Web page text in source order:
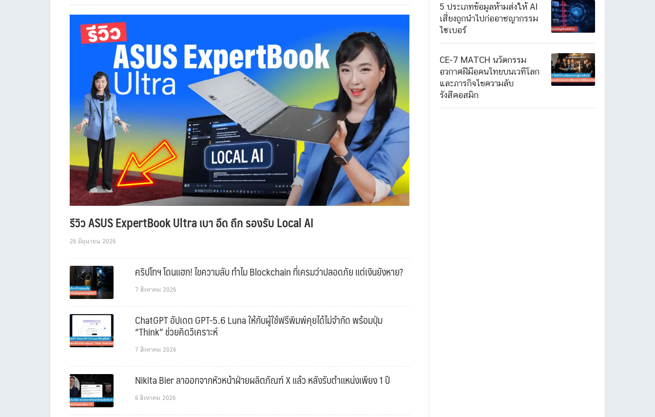
รีวิว ASUS ExpertBook Ultra เบา อึด ถึก รองรับ Local AI
26 มิถุนายน 2026
คริปโทฯ โดนแฮก! ไขความลับ ทำไม Blockchain ที่เครมว่าปลอดภัย แต่เงินยังหาย?
7 สิงหาคม 2026
ChatGPT อัปเดต GPT-5.6 Luna ให้กับผู้ใช้ฟรีพิมพ์คุยได้ไม่จำกัด พร้อมปุ่ม
“Think” ช่วยคิดวิเคราะห์
7 สิงหาคม 2026
Nikita Bier ลาออกจากหัวหน้าฝ่ายผลิตภัณฑ์ X แล้ว หลังรับตำแหน่งเพียง 1 ปี
6 สิงหาคม 2026
5 ประเภทข้อมูลห้ามส่งให้ AI
เสี่ยงถูกนำไปก่ออาชญากรรม
ไซเบอร์
CE-7 MATCH นวัตกรรม
อวกาศฝีมือคนไทยบนเวทีโลก
และภารกิจไขความลับ
รังสีคอสมิก